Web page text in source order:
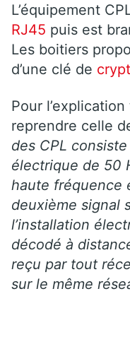
L’équipement
RJ45 puis est
Les boitiers
d’une clé de
Pour
reprendre celle
des CPL
électrique de 50
haute fréquence
deuxième signal
l’installation
décodé à
reçu par tout
sur le même